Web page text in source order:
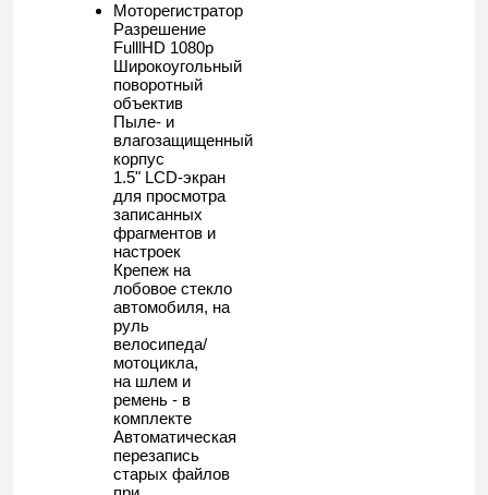
Моторегистратор
Разрешение
FulllHD 1080p
Широкоугольный
поворотный
объектив
Пыле- и
влагозащищенный
корпус
1.5" LCD-экран
для просмотра
записанных
фрагментов и
настроек
Крепеж на
лобовое стекло
автомобиля, на
руль
велосипеда/
мотоцикла,
на шлем и
ремень - в
комплекте
Автоматическая
перезапись
старых файлов